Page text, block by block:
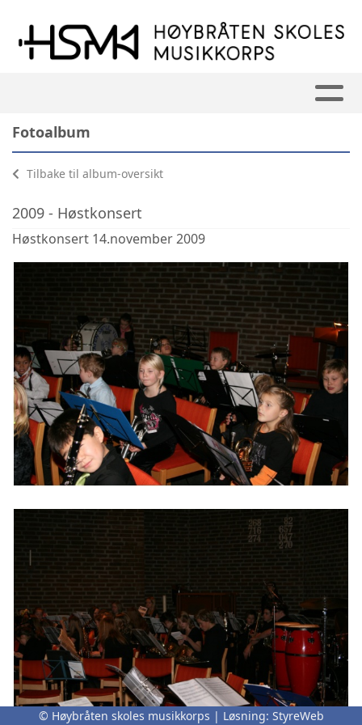
Fotoalbum
Tilbake til album-oversikt
2009 - Høstkonsert
Høstkonsert 14.november 2009
© Høybråten skoles musikkorps | Løsning: StyreWeb